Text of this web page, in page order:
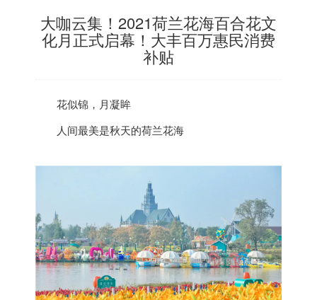
大咖云集！2021荷兰花海百合花文
化月正式启幕！大丰百万惠民消费
补贴
花似锦，月凝眸
人间最美是秋天的荷兰花海